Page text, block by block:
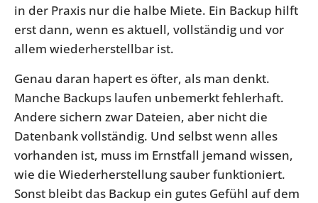
in der Praxis nur die halbe Miete. Ein Backup hilft
erst dann, wenn es aktuell, vollständig und vor
allem wiederherstellbar ist.
Genau daran hapert es öfter, als man denkt.
Manche Backups laufen unbemerkt fehlerhaft.
Andere sichern zwar Dateien, aber nicht die
Datenbank vollständig. Und selbst wenn alles
vorhanden ist, muss im Ernstfall jemand wissen,
wie die Wiederherstellung sauber funktioniert.
Sonst bleibt das Backup ein gutes Gefühl auf dem